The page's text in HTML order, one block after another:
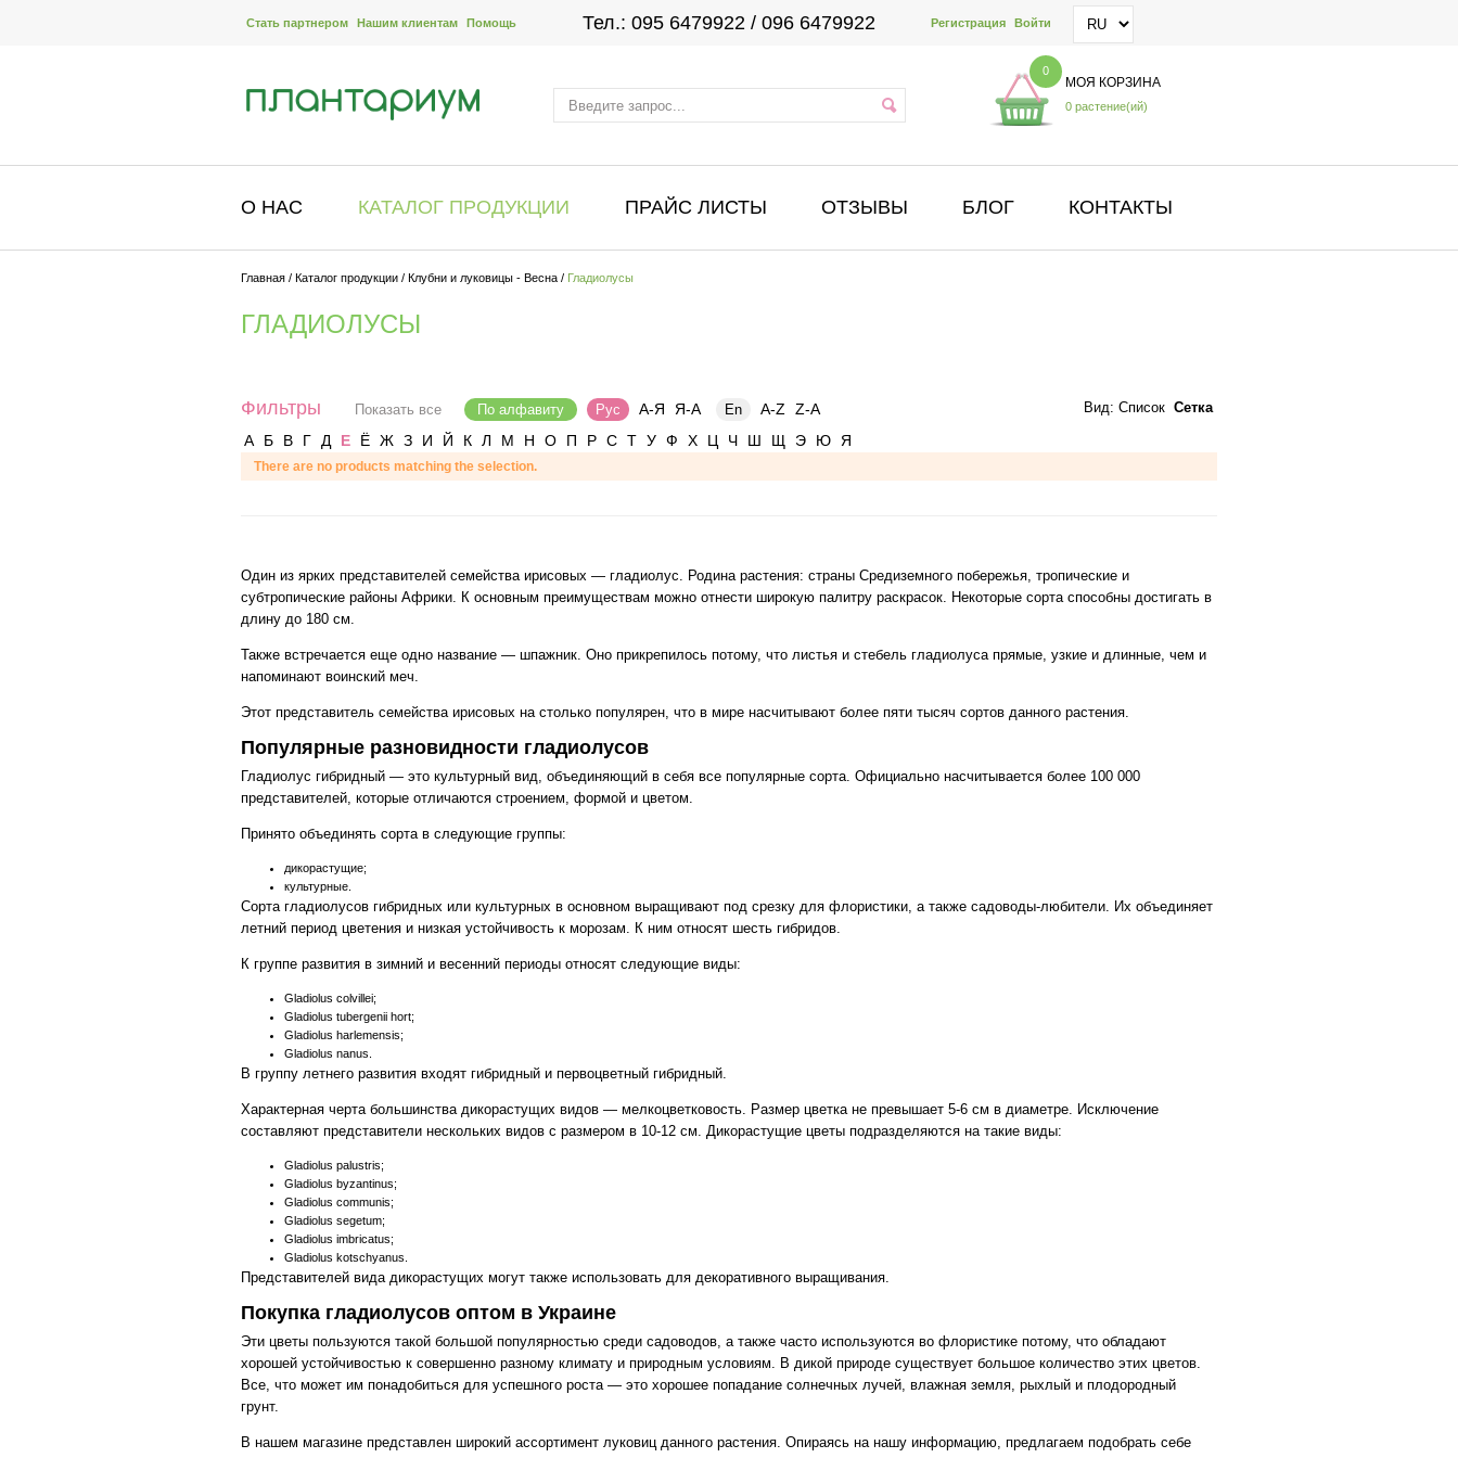
Стать партнером Нашим клиентам Помощь Тел.: 095 6479922 / 096 6479922 Регистрация Войти
0
МОЯ КОРЗИНА
0 растение(ий)
О НАС КАТАЛОГ ПРОДУКЦИИ ПРАЙС ЛИСТЫ ОТЗЫВЫ БЛОГ КОНТАКТЫ
Главная / Каталог продукции / Клубни и луковицы - Весна / Гладиолусы
ГЛАДИОЛУСЫ
Фильтры Показать все По алфавиту Рус А-Я Я-А En A-Z
Z-A
А
Б В Г Д Е Ё Ж З И Й К Л М Н О П Р С Т У Ф Х Ц Ч Ш Щ Э Ю Я
Вид: Список Сетка
There are no products matching the selection.
Один из ярких представителей семейства ирисовых — гладиолус. Родина растения: страны Средиземного побережья, тропические и
субтропические районы Африки. К основным преимуществам можно отнести широкую палитру раскрасок. Некоторые сорта способны достигать в
длину до 180 см.
Также встречается еще одно название — шпажник‎. Оно прикрепилось потому, что листья и стебель гладиолуса прямые, узкие и длинные, чем и
напоминают воинский меч.
Этот представитель семейства ирисовых на столько популярен, что в мире насчитывают более пяти тысяч сортов данного растения.
Популярные разновидности гладиолусов
Гладиолус гибридный — это культурный вид, объединяющий в себя все популярные сорта. Официально насчитывается более 100 000
представителей, которые отличаются строением, формой и цветом.
Принято объединять сорта в следующие группы:
дикорастущие;
культурные.
Сорта гладиолусов гибридных или культурных в основном выращивают под срезку для флористики, а также садоводы-любители. Их объединяет
летний период цветения и низкая устойчивость к морозам. К ним относят шесть гибридов.
К группе развития в зимний и весенний периоды относят следующие виды:
Gladiolus colvillei;
Gladiolus tubergenii hort;
Gladiolus harlemensis;
Gladiolus nanus.
В группу летнего развития входят гибридный и первоцветный гибридный.
Характерная черта большинства дикорастущих видов — мелкоцветковость. Размер цветка не превышает 5-6 см в диаметре. Исключение
составляют представители нескольких видов с размером в 10-12 см. Дикорастущие цветы подразделяются на такие виды:
Gladiolus palustris;
Gladiolus byzantinus;
Gladiolus communis;
Gladiolus segetum;
Gladiolus imbricatus;
Gladiolus kotschyanus.
Представителей вида дикорастущих могут также использовать для декоративного выращивания.
Покупка гладиолусов оптом в Украине
Эти цветы пользуются такой большой популярностью среди садоводов, а также часто используются во флористике потому, что обладают
хорошей устойчивостью к совершенно разному климату и природным условиям. В дикой природе существует большое количество этих цветов.
Все, что может им понадобиться для успешного роста — это хорошее попадание солнечных лучей, влажная земля, рыхлый и плодородный
грунт.
В нашем магазине представлен широкий ассортимент луковиц данного растения. Опираясь на нашу информацию, предлагаем подобрать себе